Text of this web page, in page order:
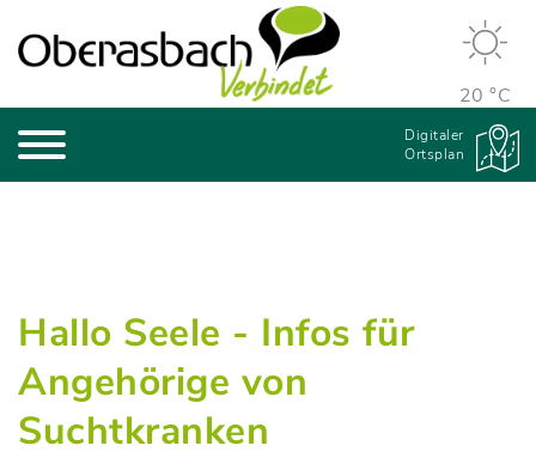
20 °C
Digitaler
Ortsplan
Hallo Seele - Infos für
Angehörige von
Suchtkranken